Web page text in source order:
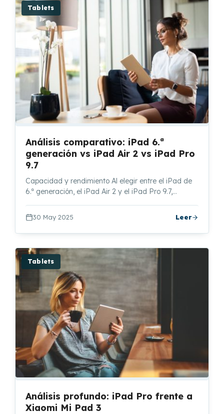
Tablets
Análisis comparativo: iPad 6.ª
generación vs iPad Air 2 vs iPad Pro
9.7
Capacidad y rendimiento Al elegir entre el iPad de
6.ª generación, el iPad Air 2 y el iPad Pro 9.7,…
30 May 2025 Leer
Tablets
Análisis profundo: iPad Pro frente a
Xiaomi Mi Pad 3